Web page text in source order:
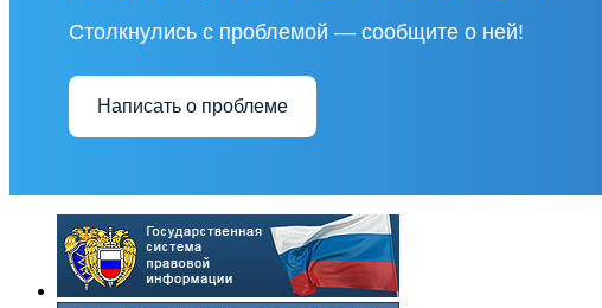
Столкнулись с проблемой — сообщите о ней!
Написать о проблеме